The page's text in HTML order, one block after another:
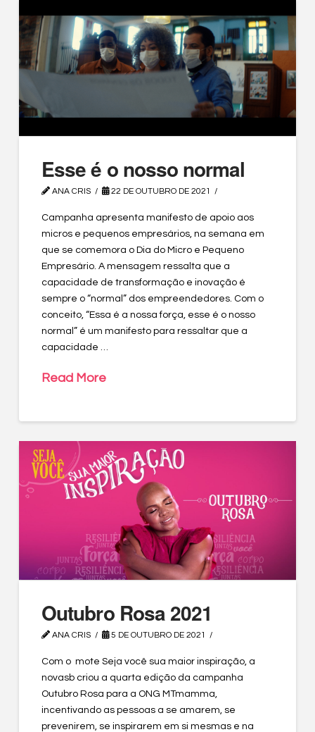
Esse é o nosso normal
ANA CRIS 22 DE OUTUBRO DE 2021
Campanha apresenta manifesto de apoio aos
micros e pequenos empresários, na semana em
que se comemora o Dia do Micro e Pequeno
Empresário. A mensagem ressalta que a
capacidade de transformação e inovação é
sempre o “normal” dos empreendedores. Com o
conceito, “Essa é a nossa força, esse é o nosso
normal” é um manifesto para ressaltar que a
capacidade …
Read More
Outubro Rosa 2021
ANA CRIS 5 DE OUTUBRO DE 2021
Com o mote Seja você sua maior inspiração, a
novasb criou a quarta edição da campanha
Outubro Rosa para a ONG MTmamma,
incentivando as pessoas a se amarem, se
prevenirem, se inspirarem em si mesmas e na